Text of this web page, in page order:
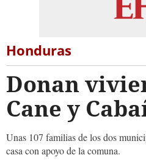
Honduras
Donan
Cane y
Unas 107 familias de los dos
casa con apoyo de la comuna.